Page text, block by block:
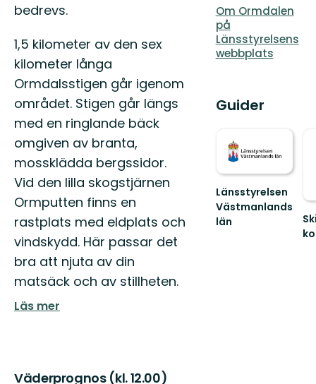
bedrevs.
1,5 kilometer av den sex
kilometer långa
Ormdalsstigen går igenom
området. Stigen går längs
med en ringlande bäck
omgiven av branta,
mossklädda bergssidor.
Vid den lilla skogstjärnen
Ormputten finns en
rastplats med eldplats och
vindskydd. Här passar det
bra att njuta av din
matsäck och av stillheten.
Läs mer
Väderprognos (kl. 12.00)
Om Ormdalen
på
Länsstyrelsens
webbplats
Guider
Länsstyrelsen
Västmanlands
län